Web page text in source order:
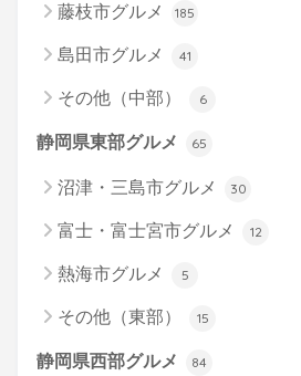
藤枝市グルメ 185
島田市グルメ 41
その他（中部） 6
静岡県東部グルメ 65
沼津・三島市グルメ 30
富士・富士宮市グルメ 12
熱海市グルメ 5
その他（東部） 15
静岡県西部グルメ 84